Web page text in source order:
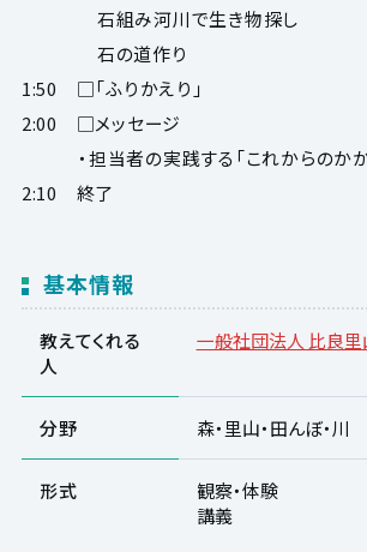
石組み河川で生き物探し
石の道作り
1:50 □「ふりかえり」
2:00 □メッセージ
・担当者の実践する「これからのかか
2:10 終了
基本情報
教えてくれる
人
一般社団法人 比良里
分野 森・里山・田んぼ・川
形式
観察・体験
講義